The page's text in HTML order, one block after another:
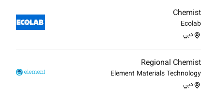
Chemist
Ecolab
دبي
Regional Chemist
Element Materials Technology
دبي